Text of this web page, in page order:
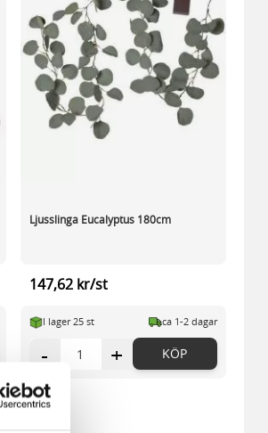
Ljusslinga Eucalyptus 180cm
147,62 kr/st
I lager 25 st ca 1-2 dagar
- + KÖP